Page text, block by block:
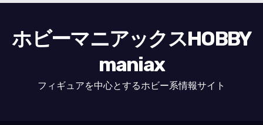
ホビーマニアックスHOBBY
maniax
フィギュアを中心とするホビー系情報サイト